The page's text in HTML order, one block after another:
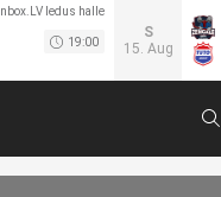
Inbox.LV ledus halle
19:00
S
15. Aug